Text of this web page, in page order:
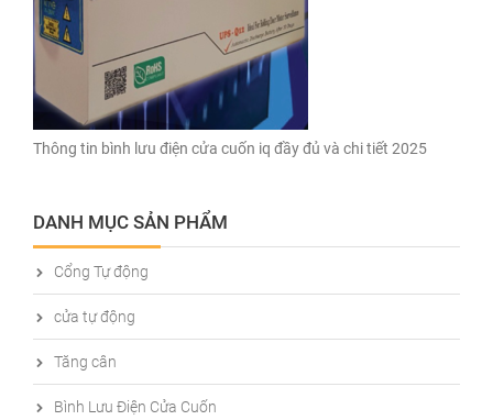
Thông tin bình lưu điện cửa cuốn iq đầy đủ và chi tiết 2025
DANH MỤC SẢN PHẨM
Cổng Tự động
cửa tự động
Tăng cân
Bình Lưu Điện Cửa Cuốn